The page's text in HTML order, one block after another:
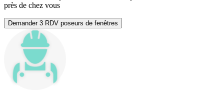
près de chez vous
Demander 3 RDV poseurs de fenêtres